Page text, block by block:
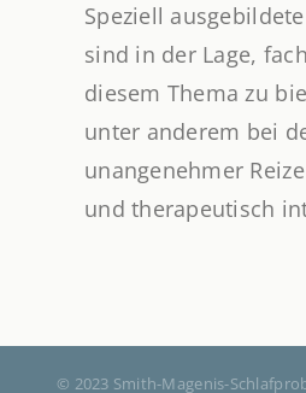
Speziell
sind in der Lage,
diesem Thema zu
unter anderem bei
unangenehmer
und therapeutisch
© 2023 Smith-Magenis-